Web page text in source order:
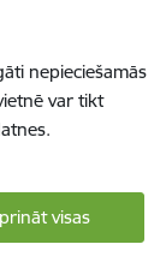
nepieciešamās
var tikt
visas